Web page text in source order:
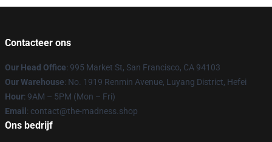
Contacteer ons
Our Head Office: 995 Market St, San Francisco, CA 94103
Our Warehouse: No. 1919 Renmin Avenue, Luyang District, Hefei
Hour: 9AM – 5PM (Mon – Fri)
Email : contact@the-madness.shop
Ons bedrijf